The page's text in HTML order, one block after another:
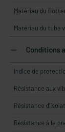
Matériau du
Matériau du tube
Conditions
Indice de
Résistance aux
Résistance
Résistance à la